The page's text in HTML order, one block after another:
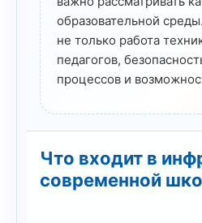
образовательной
не только работа
педагогов,
процессов и
Что входит в
современной